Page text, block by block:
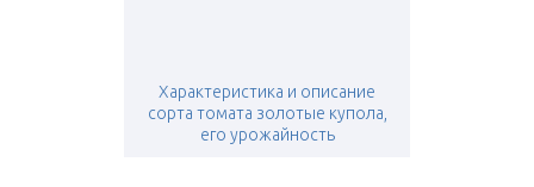
Характеристика и описание
сорта томата золотые купола,
его урожайность